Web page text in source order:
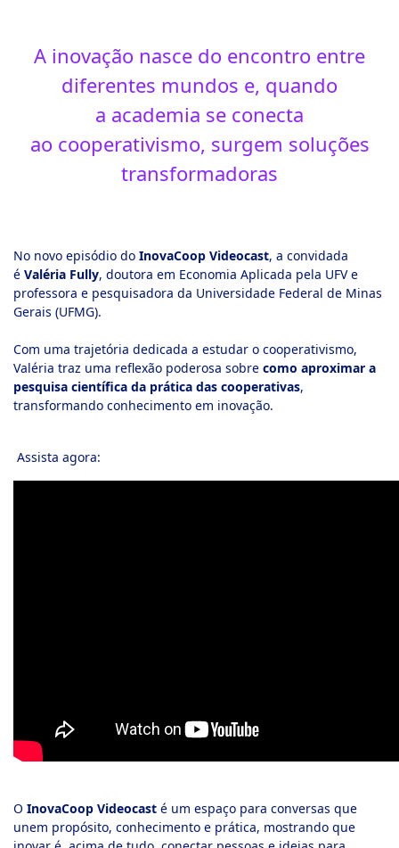
A inovação nasce do encontro entre
diferentes mundos e, quando
a academia se conecta
ao cooperativismo, surgem soluções
transformadoras
No novo episódio do InovaCoop Videocast, a convidada
é Valéria Fully, doutora em Economia Aplicada pela UFV e
professora e pesquisadora da Universidade Federal de Minas
Gerais (UFMG).
Com uma trajetória dedicada a estudar o cooperativismo,
Valéria traz uma reflexão poderosa sobre como aproximar a
pesquisa científica da prática das cooperativas,
transformando conhecimento em inovação.
Assista agora:
O InovaCoop Videocast é um espaço para conversas que
unem propósito, conhecimento e prática, mostrando que